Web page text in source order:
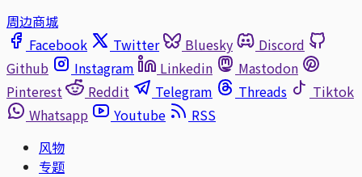
周边商城
Facebook
Twitter Bluesky
Discord
Github
Instagram Linkedin
Mastodon
Pinterest
Reddit Telegram Threads
Tiktok
Whatsapp
Youtube
RSS
风物
专题